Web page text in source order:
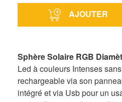
AJOUTER
Sphère Solaire RGB
Led à couleurs Intenses
rechargeable via son
intégré et via Usb pour un